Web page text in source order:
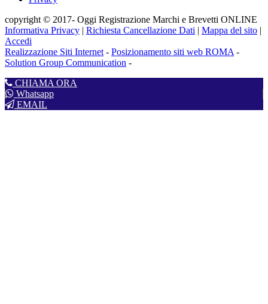
copyright © 2017- Oggi Registrazione Marchi e Brevetti ONLINE
Informativa Privacy | Richiesta Cancellazione Dati | Mappa del sito |
Accedi
Realizzazione Siti Internet - Posizionamento siti web ROMA -
Solution Group Communication -
CHIAMA ORA
Whatsapp
EMAIL